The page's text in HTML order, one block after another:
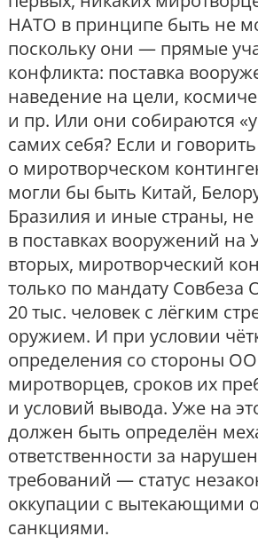
НАТО в принципе быть не
поскольку они — прямые
конфликта: поставка
наведение на цели,
и пр. Или они собираются
самих себя? Если и говорить
о миротворческом
могли бы быть Китай,
Бразилия и иные страны,
в поставках вооружений на
вторых, миротворческий
только по мандату
20 тыс. человек с лёгким
оружием. И при условии
определения со стороны
миротворцев, сроков их
и условий вывода. Уже на
должен быть определён
ответственности за
требований — статус
оккупации с вытекающими
санкциями.